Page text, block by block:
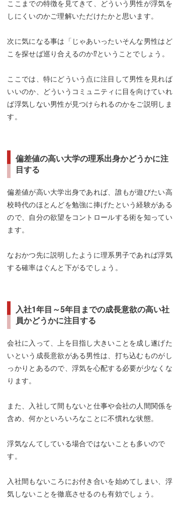
ここまでの特徴を見てきて、どういう男性が浮気を
しにくいのかご理解いただけたかと思います。
次に気になる事は「じゃあいったいそんな男性はど
こを探せば巡り合えるのか⁉︎ということでしょう。
ここでは、特にどういう点に注目して男性を見れば
いいのか、どういうコミュニティに目を向けていれ
ば浮気しない男性が見つけられるのかをご説明しま
す。
偏差値の高い大学の理系出身かどうかに注
目する
偏差値が高い大学出身であれば、誰もが遊びたい高
校時代のほとんどを勉強に捧げたという経験がある
ので、自分の欲望をコントロールする術を知ってい
ます。
なおかつ先に説明したように理系男子であれば浮気
する確率はぐんと下がるでしょう。
入社1年目～5年目までの成長意欲の高い社
員かどうかに注目する
会社に入って、上を目指し大きいことを成し遂げた
いという成長意欲がある男性は、打ち込むものがし
っかりとあるので、浮気を心配する必要が少なくな
ります。
また、入社して間もないと仕事や会社の人間関係を
含め、何かといろいろなことに不慣れな状態。
浮気なんてしている場合ではないことも多いので
す。
入社間もないころにお付き合いを始めてしまい、浮
気しないことを徹底させるのも有効でしょう。